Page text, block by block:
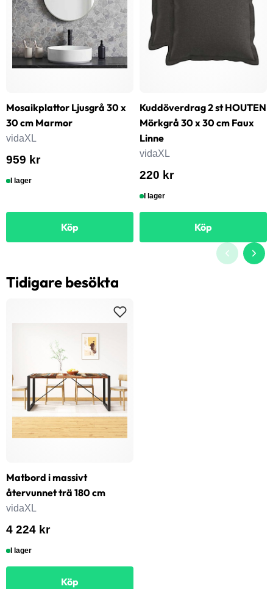
Mosaikplattor Ljusgrå 30 x
30 cm Marmor
vidaXL
959 kr
I lager
Köp
Kuddöverdrag 2 st HOUTEN
Mörkgrå 30 x 30 cm Faux
Linne
vidaXL
220 kr
I lager
Köp
Tidigare besökta
Matbord i massivt
återvunnet trä 180 cm
vidaXL
4 224 kr
I lager
Köp